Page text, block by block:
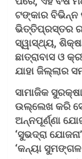
ଟଙ୍କାର
ଭିତ୍ତିପ୍ରସ୍ତର
ସ୍ୱାସ୍ଥ୍ୟ,
ଛାତ୍ରାବାସ ଓ
ଯାହା ଜିଲ୍ଲାର
ସାମାଜିକ
ଉଲ୍ଲେଖ କରି
ଅନ୍ନପୂର୍ଣ୍ଣା
‘ସୁଭଦ୍ରା
‘କନ୍ୟା